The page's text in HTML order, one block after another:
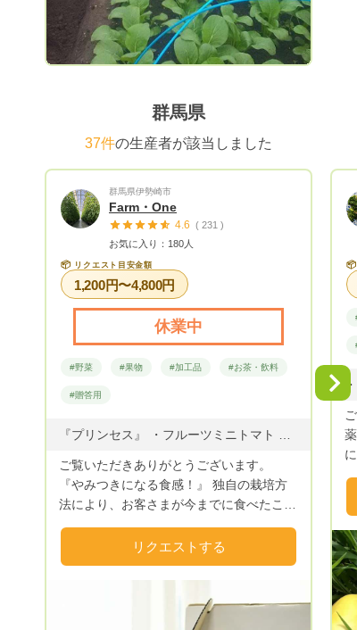
「よし！野菜農家になろう！」 と決意し
ました。 【子どもが野菜を食べない理
由】 子供は野菜がキライなんかじゃな
さった方から、こんなメッセージを頂きま
した。 「うちの子は、 葉物はキラ
と言って バクバク食べてくれました。 私
も食べたところ、パリッとしていて苦くな
くて、ほんのり甘い･･･レタスって甘かっ
たんですね」と 子供は正直です。美味し
くなければ、食べてくれません。 食べて
くれないのは、美味しくないからです。
「おいしい！」と笑顔で食べてくれる野菜
であること。それこそ、野菜も喜んでくれ
１．安心・安全・美味しいものに、とこと
んこだわる。 ２．食べた物が、身体を作
３．食べて笑顔になれる野菜を送り出す。
野菜＆食べて美味しい野菜を育てていま
す。 化学農薬・化学肥料・除草剤を使わ
ない、無農薬栽培農法のガイア循環農法で
野菜達を育てています
群馬県
37件の生産者が該当しました
群馬県伊勢崎市
Farm・One
4.6 ( 231 )
お気に入り：180人
📦 リクエスト目安金額
1,200円〜4,800円
休業中
#野菜 #果物 #加工品 #お茶・飲料
#贈答用
ご覧いただきありがとうございます。
『やみつきになる食感！』 独自の栽培方
法により、お客さまが今までに食べたこと
贈り物としても御満足を頂けます。 ま
た、プリンセス🍅を使用した特製トマトカ
レー🍛、プリンセスジュース🥤の販売も始
めました。ぜひ一度御賞味下さい。 ま
た、北海道から沖縄まで全国発送を承って
リクエストする
📦
す。 お気軽にコ